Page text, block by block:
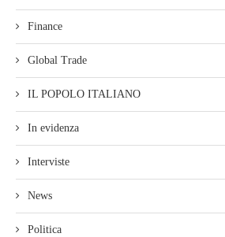
Finance
Global Trade
IL POPOLO ITALIANO
In evidenza
Interviste
News
Politica